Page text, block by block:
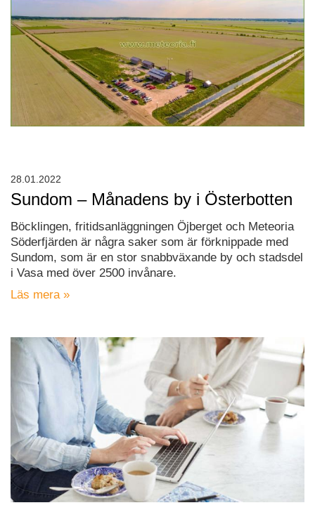
Sundom – Månadens by i Österbotten
Böcklingen, fritidsanläggningen Öjberget och Meteoria
Söderfjärden är några saker som är förknippade med
Sundom, som är en stor snabbväxande by och stadsdel
i Vasa med över 2500 invånare.
Läs mera »
28.01.2022